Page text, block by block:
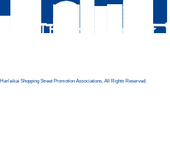
Shopping Street Promotion Associations, All Rights Reserved.